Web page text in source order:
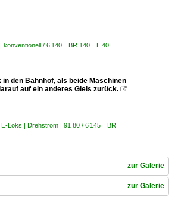
| konventionell / 6 140 BR 140 E 40
den Bahnhof, als beide Maschinen
auf ein anderes Gleis zurück. 
E-Loks | Drehstrom | 91 80 / 6 145 BR
zur Galerie
zur Galerie